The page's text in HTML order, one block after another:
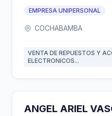
EMPRESA UNIPERSONAL
COCHABAMBA
VENTA DE REPUESTOS Y
ELECTRONICOS...
ANGEL ARIEL